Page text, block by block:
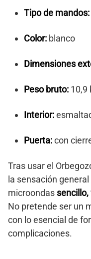
Tipo de mandos:
Color: blanco
Dimensiones
Peso bruto: 10,9
Interior:
Puerta:con
Tras usar el
la sensación
microondas
No pretende ser un
con lo esencial de
complicaciones.